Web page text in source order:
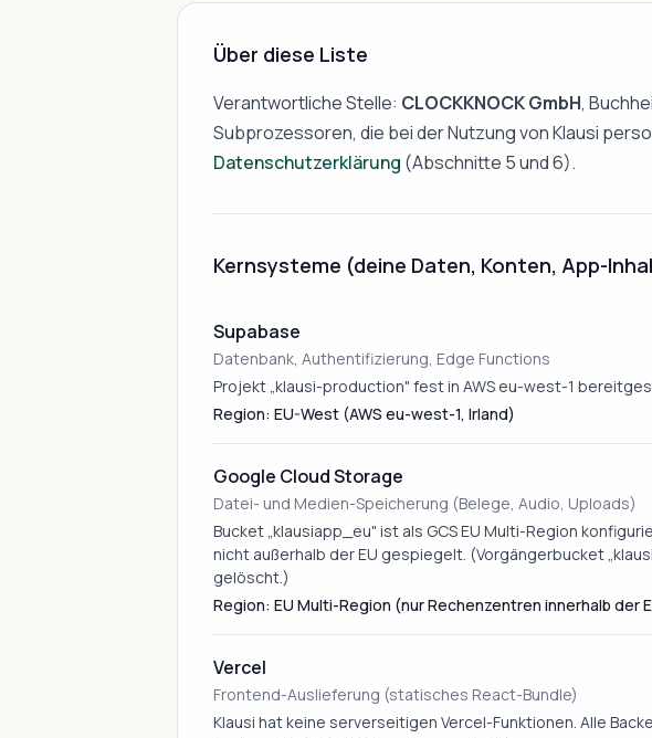
Über diese Liste
Verantwortliche Stelle: CLOCKKNOCK GmbH,
Subprozessoren, die bei der Nutzung von Klausi
Datenschutzerklärung (Abschnitte 5 und 6).
Kernsysteme (deine Daten, Konten, App-
Supabase
Datenbank, Authentifizierung, Edge Functions
Projekt „klausi-production" fest in AWS eu-west-1
Region: EU-West (AWS eu-west-1, Irland)
Google Cloud Storage
Datei- und Medien-Speicherung (Belege, Audio, Uploads)
Bucket „klausiapp_eu" ist als GCS EU Multi-Region
nicht außerhalb der EU gespiegelt. (Vorgängerbucket
gelöscht.)
Region: EU Multi-Region (nur Rechenzentren innerhalb der
Vercel
Frontend-Auslieferung (statisches React-Bundle)
Klausi hat keine serverseitigen Vercel-Funktionen. Alle